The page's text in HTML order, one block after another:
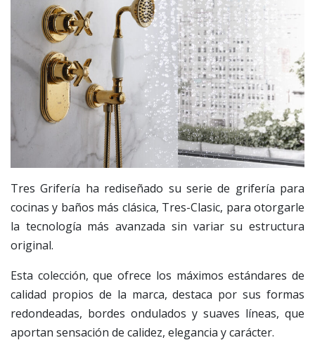
Tres Grifería ha rediseñado su serie de grifería para
cocinas y baños más clásica, Tres-Clasic, para otorgarle
la tecnología más avanzada sin variar su estructura
original.
Esta colección, que ofrece los máximos estándares de
calidad propios de la marca, destaca por sus formas
redondeadas, bordes ondulados y suaves líneas, que
aportan sensación de calidez, elegancia y carácter.